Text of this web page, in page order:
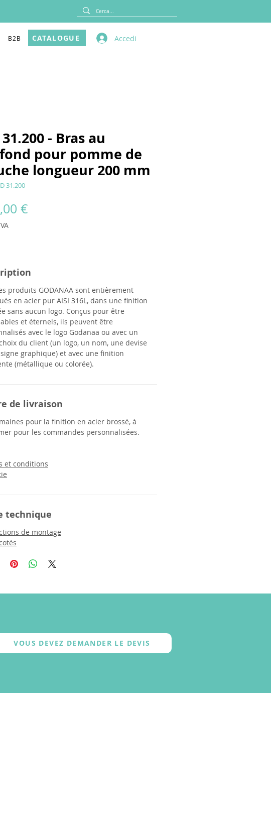
B2B
CATALOGUE Accedi
- Bras au
pour pomme de
longueur 200 mm
31.200
€
produits GODANAA sont entièrement
en acier pur AISI 316L, dans une finition
sans aucun logo. Conçus pour être
et éternels, ils peuvent être
avec le logo Godanaa ou avec un
du client (un logo, un nom, une devise
graphique) et avec une finition
(métallique ou colorée).
de livraison
pour la finition en acier brossé, à
pour les commandes personnalisées.
et conditions
technique
de montage
VOUS DEVEZ DEMANDER LE DEVIS